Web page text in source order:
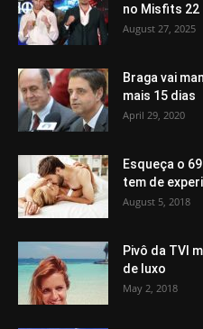
no Misfits 22
August 27, 2025
Braga vai
mais 15 dias
April 29, 2020
Esqueça o
tem de
August 5, 2018
Pivô da TVI
de luxo
May 2, 2018